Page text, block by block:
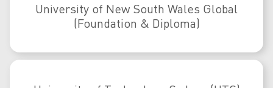
University of New South Wales Global
(Foundation & Diploma)